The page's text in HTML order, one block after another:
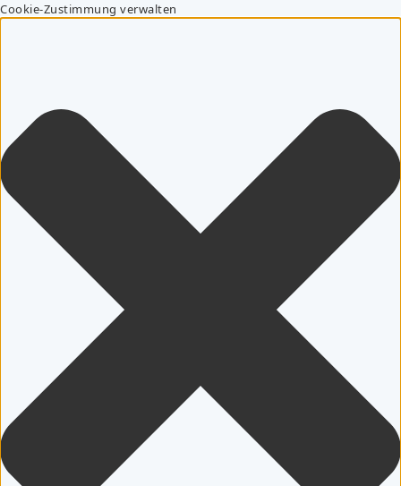
Cookie-Zustimmung verwalten